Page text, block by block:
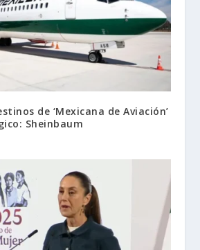
de ‘Mexicana de Aviación’
Sheinbaum